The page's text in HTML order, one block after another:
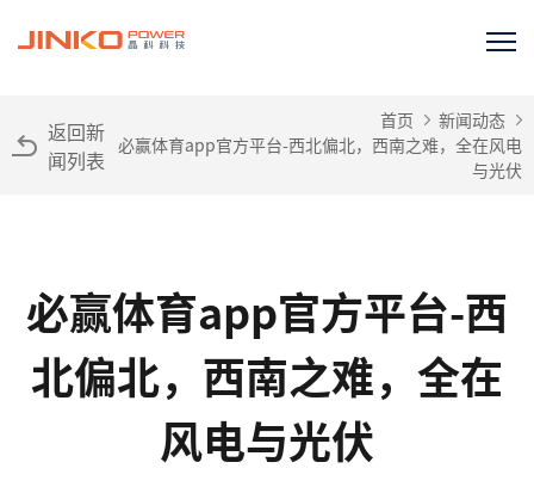
返回新
闻列表
首页
新闻动态
必赢体育app官方平台-西北偏北，西南之难，全在风电
与光伏
必赢体育app官方平台-西
北偏北，西南之难，全在
风电与光伏